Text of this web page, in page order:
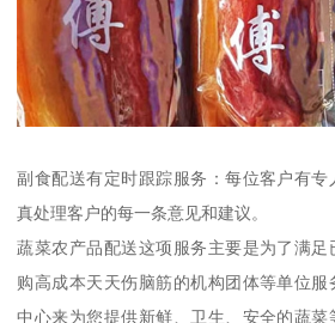
副食配送有定时跟踪服务：每位客户有专
真处理客户的每一条意见和建议。
蔬菜农产品配送这项服务主要是为了满
购高成本天天伤脑筋的机构团体等单位
中心来为您提供新鲜、卫生、安全的蔬